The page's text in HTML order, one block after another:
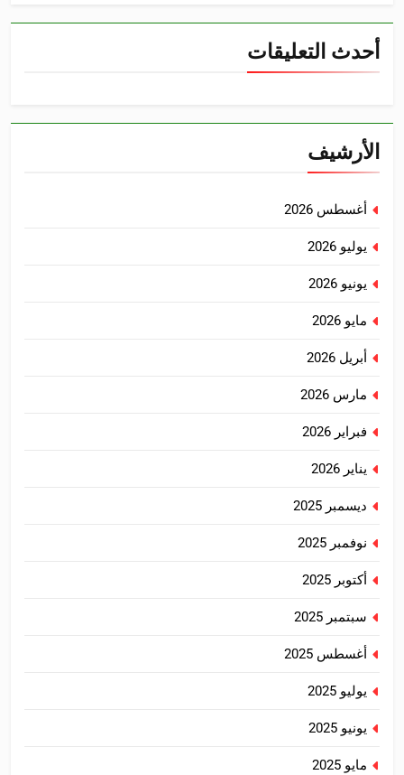
أحدث التعليقات
الأرشيف
أغسطس 2026
يوليو 2026
يونيو 2026
مايو 2026
أبريل 2026
مارس 2026
فبراير 2026
يناير 2026
ديسمبر 2025
نوفمبر 2025
أكتوبر 2025
سبتمبر 2025
أغسطس 2025
يوليو 2025
يونيو 2025
مايو 2025